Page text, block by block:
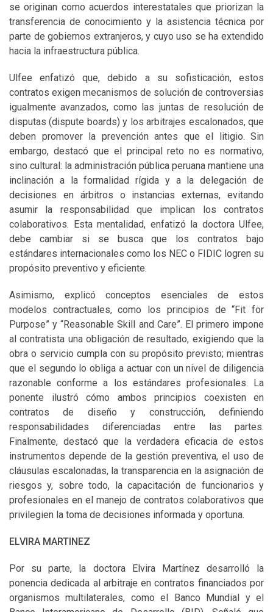
se originan como acuerdos interestatales que priorizan la
transferencia de conocimiento y la asistencia técnica por
parte de gobiernos extranjeros, y cuyo uso se ha extendido
hacia la infraestructura pública.
Ulfee enfatizó que, debido a su sofisticación, estos
contratos exigen mecanismos de solución de controversias
igualmente avanzados, como las juntas de resolución de
disputas (dispute boards) y los arbitrajes escalonados, que
deben promover la prevención antes que el litigio. Sin
embargo, destacó que el principal reto no es normativo,
sino cultural: la administración pública peruana mantiene una
inclinación a la formalidad rígida y a la delegación de
decisiones en árbitros o instancias externas, evitando
asumir la responsabilidad que implican los contratos
colaborativos. Esta mentalidad, enfatizó la doctora Ulfee,
debe cambiar si se busca que los contratos bajo
estándares internacionales como los NEC o FIDIC logren su
propósito preventivo y eficiente.
Asimismo, explicó conceptos esenciales de estos
modelos contractuales, como los principios de “Fit for
Purpose” y “Reasonable Skill and Care”. El primero impone
al contratista una obligación de resultado, exigiendo que la
obra o servicio cumpla con su propósito previsto; mientras
que el segundo lo obliga a actuar con un nivel de diligencia
razonable conforme a los estándares profesionales. La
ponente ilustró cómo ambos principios coexisten en
contratos de diseño y construcción, definiendo
responsabilidades diferenciadas entre las partes.
Finalmente, destacó que la verdadera eficacia de estos
instrumentos depende de la gestión preventiva, el uso de
cláusulas escalonadas, la transparencia en la asignación de
riesgos y, sobre todo, la capacitación de funcionarios y
profesionales en el manejo de contratos colaborativos que
privilegien la toma de decisiones informada y oportuna.
ELVIRA MARTINEZ
Por su parte, la doctora Elvira Martínez desarrolló la
ponencia dedicada al arbitraje en contratos financiados por
organismos multilaterales, como el Banco Mundial y el